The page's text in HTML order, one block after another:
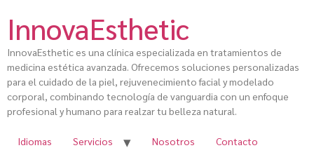
InnovaEsthetic
InnovaEsthetic es una clínica especializada en tratamientos de
medicina estética avanzada. Ofrecemos soluciones personalizadas
para el cuidado de la piel, rejuvenecimiento facial y modelado
corporal, combinando tecnología de vanguardia con un enfoque
profesional y humano para realzar tu belleza natural.
Idiomas Servicios Nosotros Contacto